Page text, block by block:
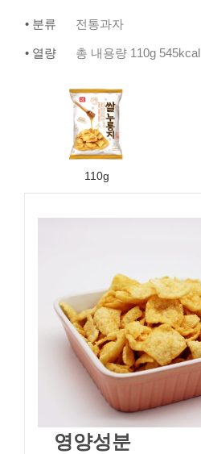
• 분류 전통과자
• 열량 총 내용량 110g 545kcal
110g
영양성분